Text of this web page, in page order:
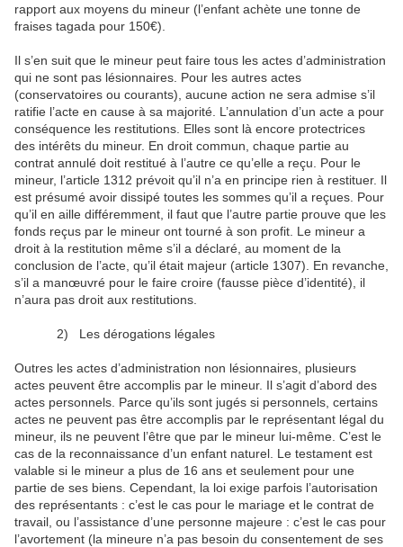
rapport aux moyens du mineur (l’enfant achète une tonne de
fraises tagada pour 150€).
Il s’en suit que le mineur peut faire tous les actes d’administration
qui ne sont pas lésionnaires. Pour les autres actes
(conservatoires ou courants), aucune action ne sera admise s’il
ratifie l’acte en cause à sa majorité. L’annulation d’un acte a pour
conséquence les restitutions. Elles sont là encore protectrices
des intérêts du mineur. En droit commun, chaque partie au
contrat annulé doit restitué à l’autre ce qu’elle a reçu. Pour le
mineur, l’article 1312 prévoit qu’il n’a en principe rien à restituer. Il
est présumé avoir dissipé toutes les sommes qu’il a reçues. Pour
qu’il en aille différemment, il faut que l’autre partie prouve que les
fonds reçus par le mineur ont tourné à son profit. Le mineur a
droit à la restitution même s’il a déclaré, au moment de la
conclusion de l’acte, qu’il était majeur (article 1307). En revanche,
s’il a manœuvré pour le faire croire (fausse pièce d’identité), il
n’aura pas droit aux restitutions.
2) Les dérogations légales
Outres les actes d’administration non lésionnaires, plusieurs
actes peuvent être accomplis par le mineur. Il s’agit d’abord des
actes personnels. Parce qu’ils sont jugés si personnels, certains
actes ne peuvent pas être accomplis par le représentant légal du
mineur, ils ne peuvent l’être que par le mineur lui-même. C’est le
cas de la reconnaissance d’un enfant naturel. Le testament est
valable si le mineur a plus de 16 ans et seulement pour une
partie de ses biens. Cependant, la loi exige parfois l’autorisation
des représentants : c’est le cas pour le mariage et le contrat de
travail, ou l’assistance d’une personne majeure : c’est le cas pour
l’avortement (la mineure n’a pas besoin du consentement de ses